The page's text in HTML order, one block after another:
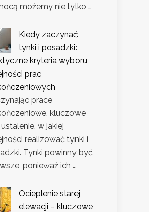
możemy nie tylko …
Kiedy zaczynać
tynki i posadzki:
kryteria wyboru
prac
prace
kluczowe
w jakiej
realizować tynki i
Tynki powinny być
ponieważ ich …
Ocieplenie starej
elewacji – kluczowe